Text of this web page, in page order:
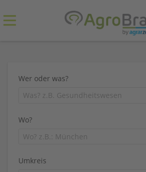
Wer oder was?
Wo?
Umkreis